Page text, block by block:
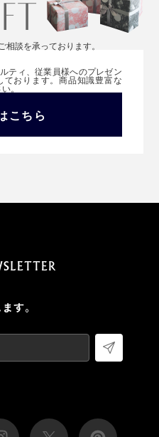
談を承っております。
ティ、従業員様へのプレゼン
おります。商品知識豊富な
い。
こちら
す。